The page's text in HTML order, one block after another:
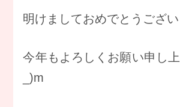
明けましておめでとうござい
今年もよろしくお願い申し上
_)m